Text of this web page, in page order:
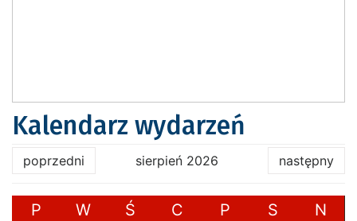
Kalendarz wydarzeń
poprzedni sierpień 2026 następny
P W Ś C P S N